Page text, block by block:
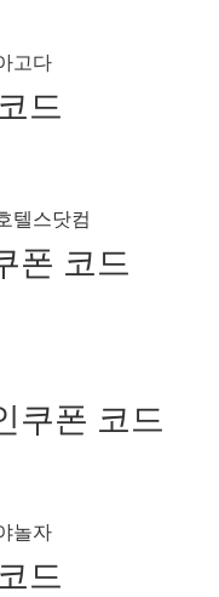
드
폰 코드
쿠폰 코드
드